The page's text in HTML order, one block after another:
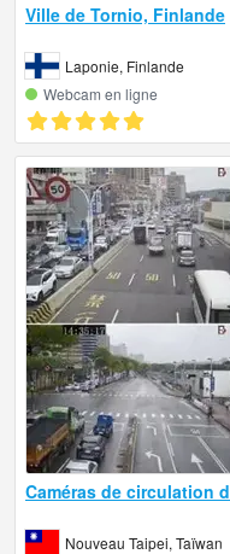
Ville de Tornio, Finlande
Laponie, Finlande
Webcam en ligne
Caméras de circulation
Nouveau Taipei, Taïwan